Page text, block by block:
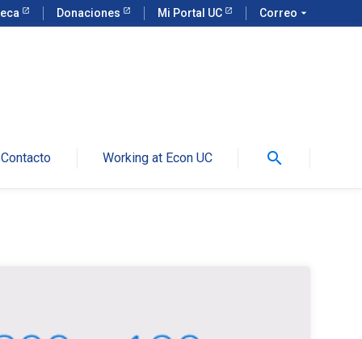
Donaciones Mi Portal UC Correo arrow_drop_down
Contacto Working at Econ UC search